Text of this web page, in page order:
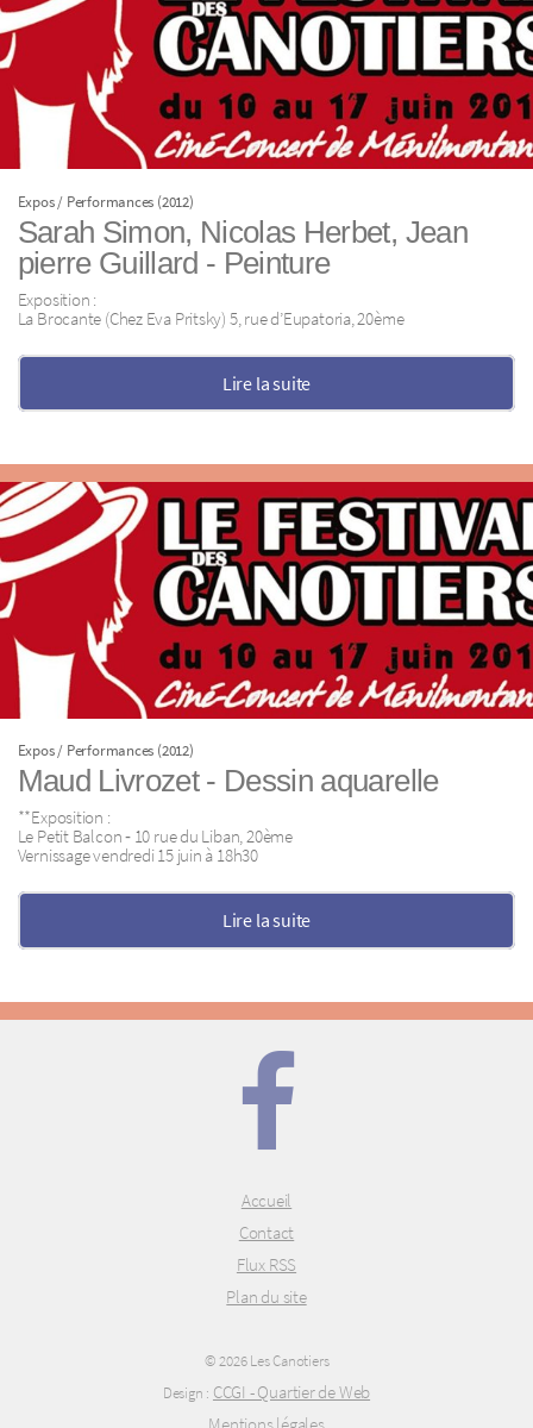
Expos / Performances (2012)
Sarah Simon, Nicolas Herbet, Jean
pierre Guillard - Peinture
Exposition :
La Brocante (Chez Eva Pritsky) 5, rue d’Eupatoria, 20ème
Lire la suite
Expos / Performances (2012)
Maud Livrozet ‐ Dessin aquarelle
**Exposition :
Le Petit Balcon ‐ 10 rue du Liban, 20ème
Vernissage vendredi 15 juin à 18h30
Lire la suite
Accueil
Contact
Flux RSS
Plan du site
© 2026 Les Canotiers
Design : CCGI - Quartier de Web